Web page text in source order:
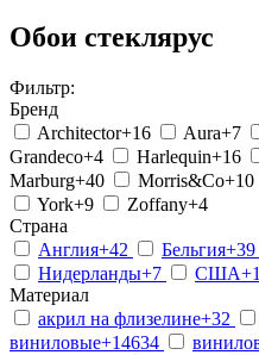
Обои стеклярус
Фильтр:
Бренд
Architector+16 Aura+7
Grandeco+4 Harlequin+16
Marburg+40 Morris&Co+10
York+9 Zoffany+4
Страна
Англия+42 Бельгия+39
Нидерланды+7 США
Материал
акрил на флизелине+32
виниловые+14634